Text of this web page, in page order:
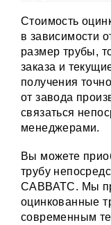
Стоимость
в зависимости
размер трубы,
заказа и
получения
от завода
связаться
менеджерами.
Вы можете
трубу
САВВАТС. Мы
оцинкованные
современным